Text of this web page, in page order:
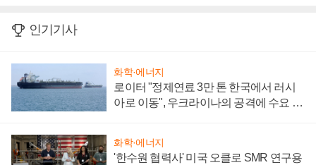
인기기사
화학·에너지
로이터 "정제연료 3만 톤 한국에서 러시
아로 이동", 우크라이나의 공격에 수요 늘
화학·에너지
'한수원 협력사' 미국 오클로 SMR 연구용